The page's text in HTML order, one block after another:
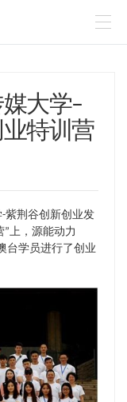
大学–
特训营
-紫荆谷创新创业发
”上，源能动力
台学员进行了创业